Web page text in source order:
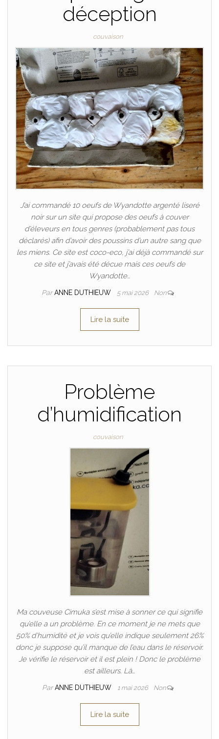
déception
couvaison
J’ai commandé 10 oeufs de Wyandotte argenté liseré
noir sur un site qui propose des oeufs à couver
d’éleveurs en tous genres (probablement pas tous
déclarés) afin d’avoir des poussins d’un autre sang que
les miens. Ce site est coco-eco, j’ai déjà commandé sur
ce site et j’avais été décue mais ces oeufs de
Wyandotte…
ParANNE DUTHIEUW 5 mai 2026 Non
Lire la suite
Problème
d’humidification
couvaison
Ma couveuse Cimuka s’est mise à sonner ce qui signifie
qu’elle a un problème. En ce moment je ne mets que
50% d’humidité et je vois qu’elle indique seulement 26%
donc je suppose qu’il manque de l’eau dans le réservoir.
Je vérifie le réservoir et il est plein ! Donc le problème
est ailleurs. Là…
ParANNE DUTHIEUW 1 mai 2026 Non
Lire la suite